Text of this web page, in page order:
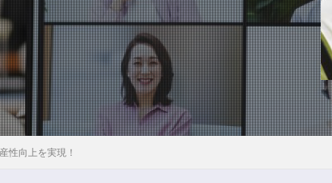
性向上を実現！